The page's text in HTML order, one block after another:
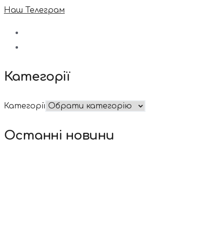
Наш Телеграм
Категорії
Категорії
Останні новини